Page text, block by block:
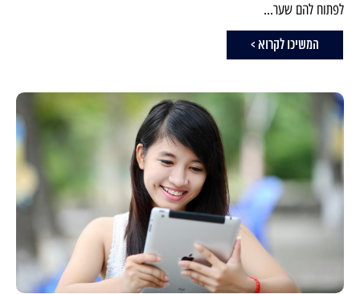
לפתוח להם שער...
המשיכו לקרוא >